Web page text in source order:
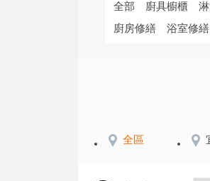
全部 廚具櫥櫃
廚房修繕
浴室修繕
全區